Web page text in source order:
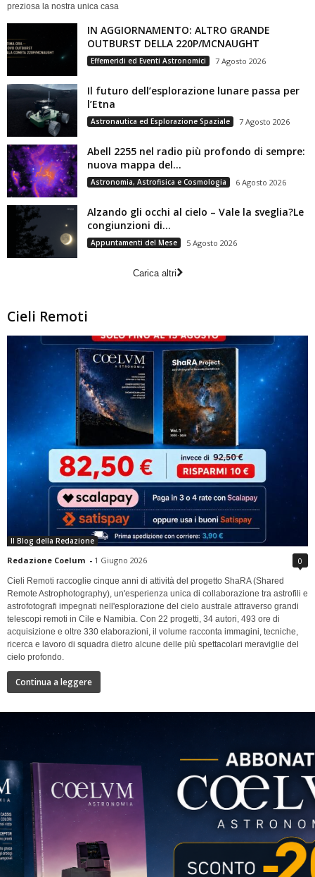
preziosa la nostra unica casa
IN AGGIORNAMENTO: ALTRO GRANDE
OUTBURST DELLA 220P/MCNAUGHT
Effemeridi ed Eventi Astronomici 7 Agosto 2026
Il futuro dell’esplorazione lunare passa per
l’Etna
Astronautica ed Esplorazione Spaziale 7 Agosto 2026
Abell 2255 nel radio più profondo di sempre:
nuova mappa del...
Astronomia, Astrofisica e Cosmologia 6 Agosto 2026
Alzando gli occhi al cielo – Vale la sveglia?Le
congiunzioni di...
Appuntamenti del Mese 5 Agosto 2026
Carica altri
Cieli Remoti
Il Blog della Redazione
Redazione Coelum - 1 Giugno 2026 0
Cieli Remoti raccoglie cinque anni di attività del progetto ShaRA (Shared
Remote Astrophotography), un'esperienza unica di collaborazione tra astrofili e
astrofotografi impegnati nell'esplorazione del cielo australe attraverso grandi
telescopi remoti in Cile e Namibia. Con 22 progetti, 34 autori, 493 ore di
acquisizione e oltre 330 elaborazioni, il volume racconta immagini, tecniche,
ricerca e lavoro di squadra dietro alcune delle più spettacolari meraviglie del
cielo profondo.
Continua a leggere